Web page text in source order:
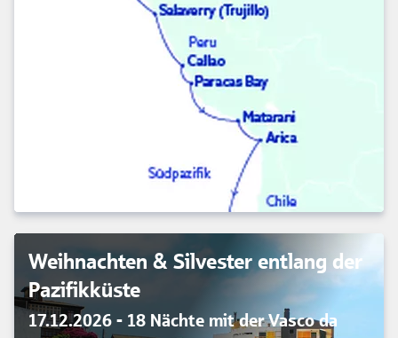
Weihnachten & Silvester entlang der
Pazifikküste
17.12.2026 - 18 Nächte mit der Vasco da